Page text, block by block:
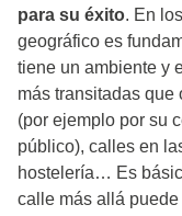
para su éxito. En los
geográfico es
tiene un ambiente y
más transitadas que
(por ejemplo por su
público), calles en
hostelería… Es
calle más allá